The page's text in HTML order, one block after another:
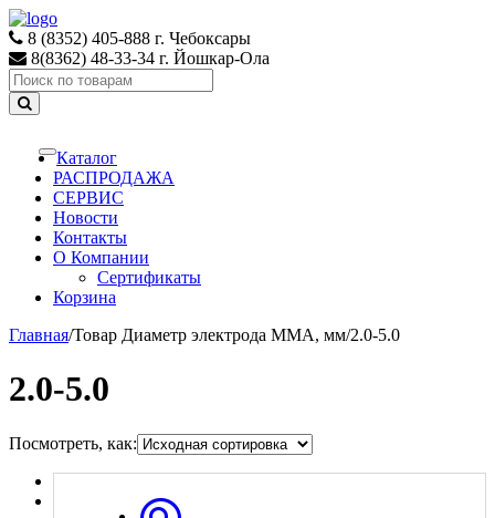
Skip
to
navigation
Skip
to
content
8 (8352) 405-888 г. Чебоксары
8(8362) 48-33-34 г. Йошкар-Ола
Search
for:
Toggle
navigation
Каталог
РАСПРОДАЖА
СЕРВИС
Новости
Контакты
О Компании
Сертификаты
Корзина
Главная/Товар Диаметр электрода MMA, мм/2.0-5.0
2.0-5.0
Посмотреть, как: